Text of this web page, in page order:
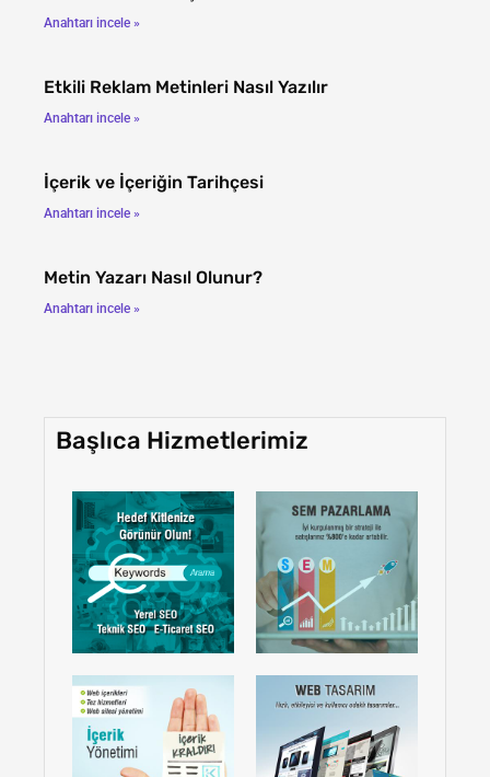
Anahtarı incele »
Etkili Reklam Metinleri Nasıl Yazılır
Anahtarı incele »
İçerik ve İçeriğin Tarihçesi
Anahtarı incele »
Metin Yazarı Nasıl Olunur?
Anahtarı incele »
Başlıca Hizmetlerimiz